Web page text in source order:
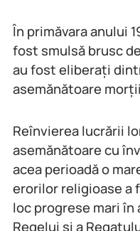
În primăvara anului
fost smulsă brusc
au fost eliberați
asemănătoare
Reînvierea lucrării
asemănătoare cu
acea perioadă o
erorilor religioase a
loc progrese mari
Regelui și a